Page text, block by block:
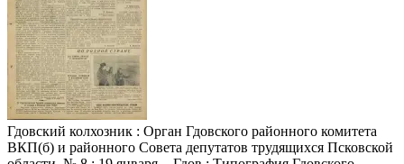
Гдовский колхозник : Орган Гдовского районного комитета
ВКП(б) и районного Совета депутатов трудящихся Псковской